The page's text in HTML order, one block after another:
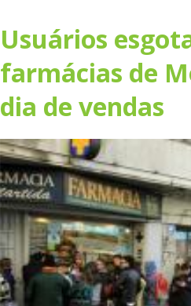
Usuários
farmácias de
dia de vendas